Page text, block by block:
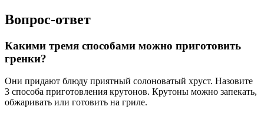
Вопрос-ответ
Какими тремя способами можно приготовить
гренки?
Они придают блюду приятный солоноватый хруст. Назовите
3 способа приготовления крутонов. Крутоны можно запекать,
обжаривать или готовить на гриле.